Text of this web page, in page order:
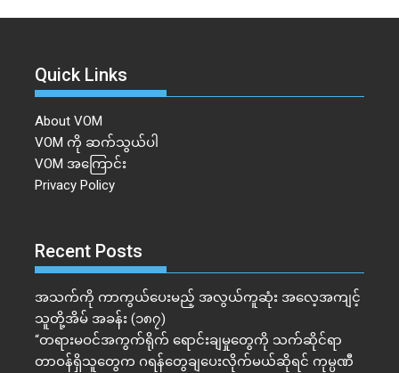
Quick Links
About VOM
VOM ကို ဆက်သွယ်ပါ
VOM အကြောင်း
Privacy Policy
Recent Posts
အသက်ကို ကာကွယ်ပေးမည့် အလွယ်ကူဆုံး အလေ့အကျင့်
သူတို့အိမ် အခန်း (၁၈၇)
“တရားမဝင်အကွက်ရိုက် ရောင်းချမှုတွေကို သက်ဆိုင်ရာ
တာဝန်ရှိသူတွေက ဂရန်တွေချပေးလိုက်မယ်ဆိုရင် ကုမ္ပဏီ